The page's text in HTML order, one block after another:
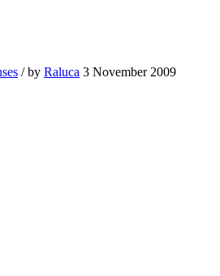
/by Raluca 3 November 2009